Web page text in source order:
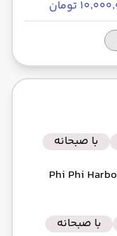
تومان
با صبحانه
با صبحانه